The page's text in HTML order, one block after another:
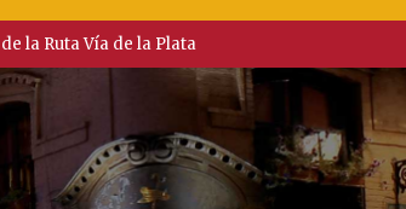
la Ruta Vía de la Plata